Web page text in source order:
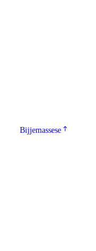
Bijjemassese